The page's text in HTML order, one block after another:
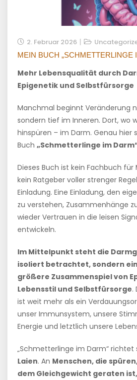
2. Februar 2026
MEIN BUCH „SCHMETTERLINGE
Mehr Lebensqualität durch
Epigenetik und Selbstfürsorge
Manchmal beginnt Veränderung
sondern tief im Inneren. Dort, wo
hinspüren – im Darm. Genau hier
Buch „Schmetterlinge im
Dieses Buch ist kein Fachbuch für
kein Ratgeber voller strenger
Einladung. Eine Einladung, den
zu verstehen, Zusammenhänge
wieder Vertrauen in die leisen
entwickeln.
Im Mittelpunkt steht die
isoliert betrachtet, sondern
größere Zusammenspiel von
Lebensstil und Selbstfürsorge.
ist weit mehr als ein
unser Immunsystem, unsere
Energie und letztlich unsere
„Schmetterlinge im Darm“ richtet
Laien. An Menschen, die
dem Gleichgewicht geraten